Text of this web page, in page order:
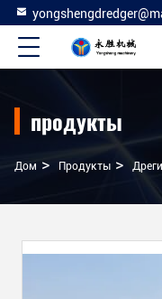
продукты
Дом > Продукты >